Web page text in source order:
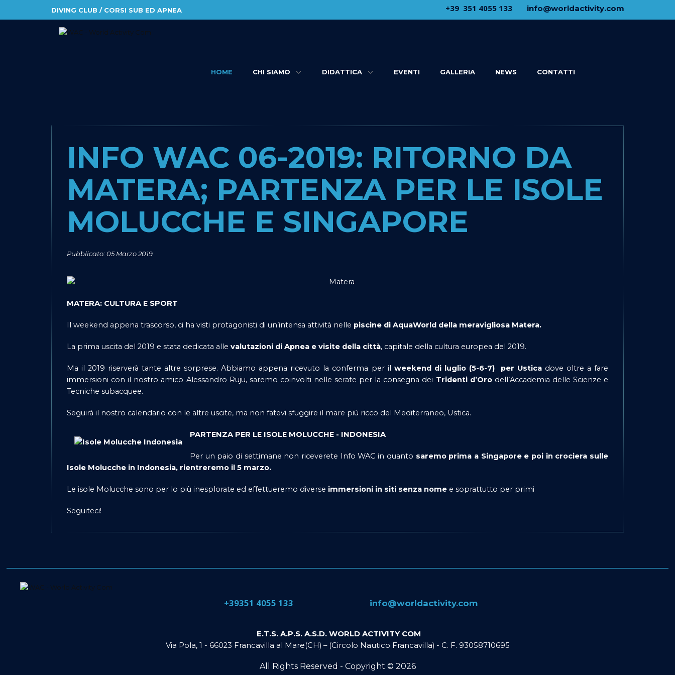
DIVING CLUB / CORSI SUB ED APNEA ​+39 ​ ​351 4055 133 ​info@​worldactivity.com
HOME CHI SIAMO DIDATTICA EVENTI GALLERIA NEWS CONTATTI
INFO WAC 06-2019: RITORNO DA
MATERA; PARTENZA PER LE ISOLE
MOLUCCHE E SINGAPORE
Pubblicato: 05 Marzo 2019
MATERA: CULTURA E SPORT
Il weekend appena trascorso, ci ha visti protagonisti di un’intensa attività nelle piscine di AquaWorld della meravigliosa Matera.
La prima uscita del 2019 e stata dedicata alle valutazioni di Apnea e visite della città, capitale della cultura europea del 2019.
Ma il 2019 riserverà tante altre sorprese. Abbiamo appena ricevuto la conferma per il weekend di luglio (5-6-7) per Usticadove oltre a fare
immersioni con il nostro amico Alessandro Ruju, saremo coinvolti nelle serate per la consegna dei Tridenti d’Orodell’Accademia delle Scienze e
Tecniche subacquee.
Seguirà il nostro calendario con le altre uscite, ma non fatevi sfuggire il mare più ricco del Mediterraneo, Ustica.
PARTENZA PER LE ISOLE MOLUCCHE - INDONESIA
Per un paio di settimane non riceverete Info WAC in quanto saremo prima a Singapore e poi in crociera sulle
Isole Molucche in Indonesia, rientreremo il 5 marzo.
Le isole Molucche sono per lo più inesplorate ed effettueremo diverse immersioni in siti senza nome e soprattutto per primi
Seguiteci!
​+39351 4055 133 ​info@​worldactivity.com
E.T.S. A.P.S. A.S.D. WORLD ACTIVITY COM
Via Pola, 1 - 66023 Francavilla al Mare(CH) – (Circolo Nautico Francavilla) - C. F. 93058710695
All Rights Reserved - Copyright © 2026